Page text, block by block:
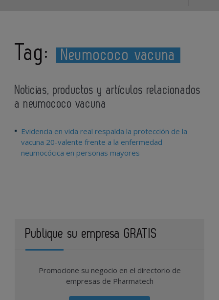
Tag: Neumococo vacuna
Noticias, productos y artículos relacionados
a neumococo vacuna
Evidencia en vida real respalda la protección de la
vacuna 20-valente frente a la enfermedad
neumocócica en personas mayores
Publique su empresa GRATIS
Promocione su negocio en el directorio de
empresas de Pharmatech